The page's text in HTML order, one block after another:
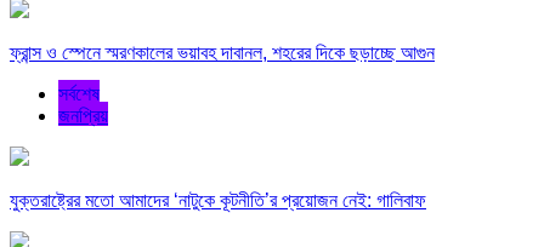
ফ্রান্স ও স্পেনে স্মরণকালের ভয়াবহ দাবানল, শহরের দিকে ছড়াচ্ছে আগুন
সর্বশেষ
জনপ্রিয়
যুক্তরাষ্ট্রের মতো আমাদের ‘নাটুকে কূটনীতি’র প্রয়োজন নেই: গালিবাফ